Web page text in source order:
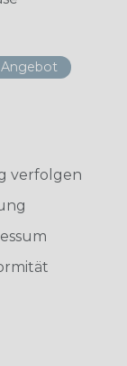
Angebot
verfolgen